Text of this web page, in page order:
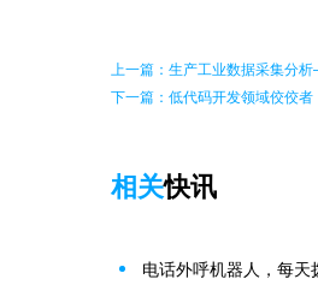
上一篇：生产工业数据采集分
下一篇：低代码开发领域佼佼
相关快讯
电话外呼机器人，每天